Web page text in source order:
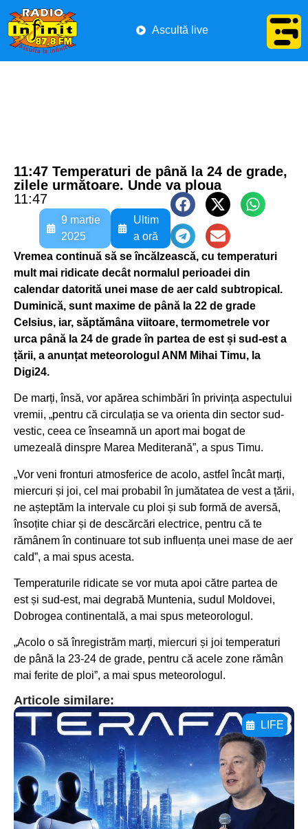
Ascultă live
11:47 Temperaturi de până la 24 de grade,
zilele următoare. Unde va ploua
11:47
9 martie
2025
Ultim
a oră
Vremea continuă să se încălzească, cu temperaturi
mult mai ridicate decât normalul perioadei din
calendar datorită unei mase de aer cald subtropical.
Duminică, sunt maxime de până la 22 de grade
Celsius, iar, săptămâna viitoare, termometrele vor
urca până la 24 de grade în partea de est și sud-est a
țării, a anunțat meteorologul ANM Mihai Timu, la
Digi24.
De marți, însă, vor apărea schimbări în privința aspectului
vremii, „pentru că circulația se va orienta din sector sud-
vestic, ceea ce înseamnă un aport mai bogat de
umezeală dinspre Marea Mediterană”, a spus Timu.
„Vor veni fronturi atmosferice de acolo, astfel încât marți,
miercuri și joi, cel mai probabil în jumătatea de vest a țării,
ne așteptăm la intervale cu ploi și sub formă de aversă,
însoțite chiar și de descărcări electrice, pentru că te
rămânem în continuare tot sub influența unei mase de aer
cald”, a mai spus acesta.
Temperaturile ridicate se vor muta apoi către partea de
est și sud-est, mai degrabă Muntenia, sudul Moldovei,
Dobrogea continentală, a mai spus meteorologul.
„Acolo o să înregistrăm marți, miercuri și joi temperaturi
de până la 23-24 de grade, pentru că acele zone rămân
mai ferite de ploi”, a mai spus meteorologul.
Articole similare:
LIFE
Adaugă aici textul pentru
subtitluAdaugă aici
textul pentru
subtitluAdaugă aici